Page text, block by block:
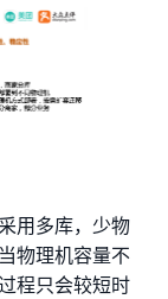
用多库，少物
物理机容量不
程只会较短时